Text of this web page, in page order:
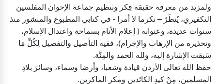
ولمزيد من معرفة حقيقة فِكر وتنظيم جماعة الإخوان المفلسين
التكفيري، يُنظَرُ – تكرما لا أمرا - في كتابي المطبوع والمنشور منذ
سنوات عديدة، وعنوانه ( إعلام الأنام بسماحة واعتدال الإسلام،
وتحذيره من الإرهاب والإجرام)، ففيه التأصيل والتفصيل لِكُلِّ مَا
سَبقت الإشارة إليه، ولله الحمد والمِنَّة.
حفظ الله تعالى الأردن قيادة وشعبا، وأرضا وسماء، وسائرَ بلادِ
المسلمين، مِنْ كيدِ الكائدين ومكرِ الماكرين.